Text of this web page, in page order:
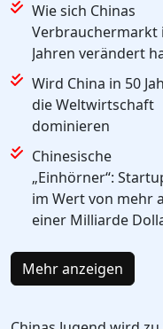
Wie sich Chinas
Verbrauchermarkt
Jahren verändert
Wird China in 50
die Weltwirtschaft
dominieren
Chinesische
„Einhörner“:
im Wert von mehr
einer Milliarde
Mehr anzeigen